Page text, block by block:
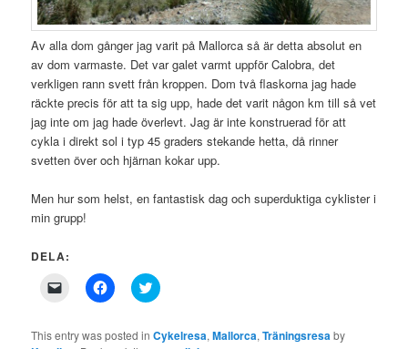
Av alla dom gånger jag varit på Mallorca så är detta absolut en
av dom varmaste. Det var galet varmt uppför Calobra, det
verkligen rann svett från kroppen. Dom två flaskorna jag hade
räckte precis för att ta sig upp, hade det varit någon km till så vet
jag inte om jag hade överlevt. Jag är inte konstruerad för att
cykla i direkt sol i typ 45 graders stekande hetta, då rinner
svetten över och hjärnan kokar upp.
Men hur som helst, en fantastisk dag och superduktiga cyklister i
min grupp!
DELA:
Click
link
to
Click
to
Facebook
(Opens
Click
to
Twitter
(Opens
This entry was posted inCykelresa,Mallorca,Träningsresaby